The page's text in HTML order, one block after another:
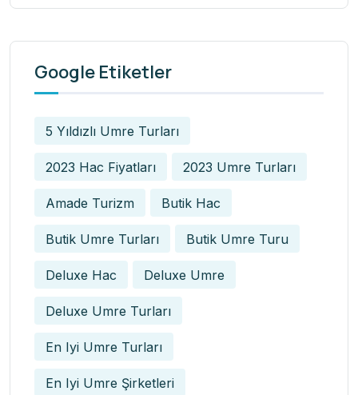
Google Etiketler
5 Yıldızlı Umre Turları
2023 Hac Fiyatları 2023 Umre Turları
Amade Turizm Butik Hac
Butik Umre Turları Butik Umre Turu
Deluxe Hac Deluxe Umre
Deluxe Umre Turları
En Iyi Umre Turları
En Iyi Umre Şirketleri